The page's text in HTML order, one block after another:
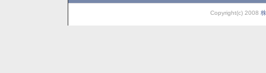
Copyright(c) 2008